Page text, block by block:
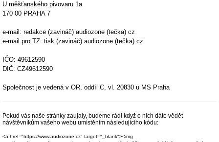
U měšťanského pivovaru 1a
170 00 PRAHA 7
e-mail: redakce (zavináč) audiozone (tečka) cz
e-mail pro TZ: tisk (zavináč) audiozone (tečka) cz
IČO: 49612590
DIČ: CZ49612590
Společnost je vedená v OR, oddíl C, vl. 20830 u MS Praha
Pokud vás naše stránky zaujaly, budeme rádi když o nich dáte vědět
návštěvníkům vašeho webu umístěním následujícího kódu:
<a href="https://www.audiozone.cz" target="_blank"><img